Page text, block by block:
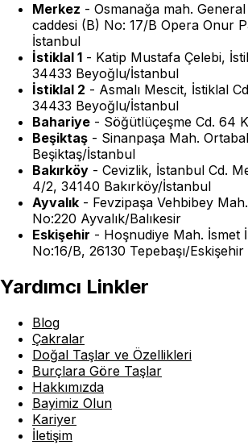
Merkez - Osmanağa mah.
caddesi (B) No: 17/B Opera Onur
İstanbul
İstiklal 1 - Katip Mustafa Çelebi,
34433 Beyoğlu/İstanbul
İstiklal 2 - Asmalı Mescit, İstiklal
34433 Beyoğlu/İstanbul
Bahariye - Söğütlüçeşme Cd. 64
Beşiktaş - Sinanpaşa Mah.
Beşiktaş/İstanbul
Bakırköy - Cevizlik, İstanbul Cd.
4/2, 34140 Bakırköy/İstanbul
Ayvalık - Fevzipaşa Vehbibey
No:220 Ayvalık/Balıkesir
Eskişehir - Hoşnudiye Mah. İsmet
No:16/B, 26130 Tepebaşı/Eskişehir
Yardımcı Linkler
Blog
Çakralar
Doğal Taşlar ve Özellikleri
Burçlara Göre Taşlar
Hakkımızda
Bayimiz Olun
Kariyer
İletişim